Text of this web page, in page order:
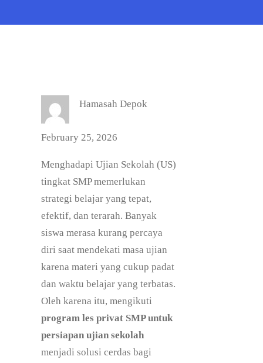
Hamasah Depok
February 25, 2026
Menghadapi Ujian Sekolah (US)
tingkat SMP memerlukan
strategi belajar yang tepat,
efektif, dan terarah. Banyak
siswa merasa kurang percaya
diri saat mendekati masa ujian
karena materi yang cukup padat
dan waktu belajar yang terbatas.
Oleh karena itu, mengikuti
program les privat SMP untuk
persiapan ujian sekolah
menjadi solusi cerdas bagi